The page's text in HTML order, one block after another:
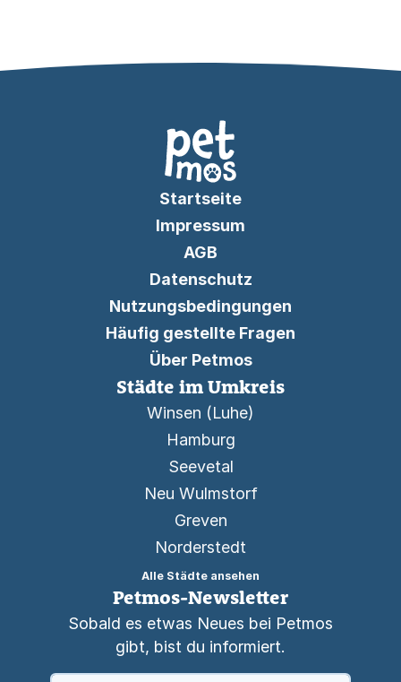
Startseite
Impressum
AGB
Datenschutz
Nutzungsbedingungen
Häufig gestellte Fragen
Über Petmos
Städte im Umkreis
Winsen (Luhe)
Hamburg
Seevetal
Neu Wulmstorf
Greven
Norderstedt
Alle Städte ansehen
Petmos-Newsletter
Sobald es etwas Neues bei Petmos
gibt, bist du informiert.